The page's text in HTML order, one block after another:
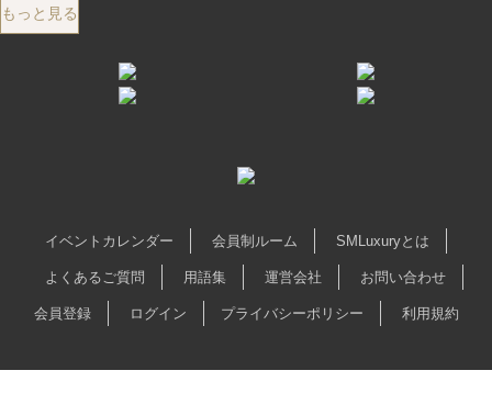
もっと見る
イベントカレンダー 会員制ルーム SMLuxuryとは
よくあるご質問 用語集 運営会社 お問い合わせ
会員登録 ログイン プライバシーポリシー 利用規約